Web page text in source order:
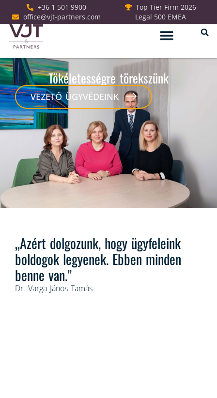
+36 1 501 9900
office@vjt-partners.com
Top Tier Firm 2026
Legal 500 EMEA
Tökéletességre törekszünk
VEZETŐ ÜGYVÉDEINK
„Azért dolgozunk, hogy ügyfeleink
boldogok legyenek. Ebben minden
benne van.”
Dr. Varga János Tamás